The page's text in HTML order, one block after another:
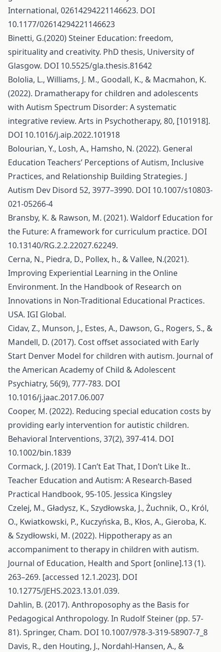
International, 02614294221146623. DOI
10.1177/02614294221146623
Binetti, G.(2020) Steiner Education: freedom,
spirituality and creativity. PhD thesis, University of
Glasgow. DOI 10.5525/gla.thesis.81642
Bololia, L., Williams, J. M., Goodall, K., & Macmahon, K.
(2022). Dramatherapy for children and adolescents
with Autism Spectrum Disorder: A systematic
integrative review. Arts in Psychotherapy, 80, [101918].
DOI 10.1016/j.aip.2022.101918
Bolourian, Y., Losh, A., Hamsho, N. (2022). General
Education Teachers’ Perceptions of Autism, Inclusive
Practices, and Relationship Building Strategies. J
Autism Dev Disord 52, 3977–3990. DOI 10.1007/s10803-
021-05266-4
Bransby, K. & Rawson, M. (2021). Waldorf Education for
the Future: A framework for curriculum practice. DOI
10.13140/RG.2.2.22027.62249.
Cerna, N., Piedra, D., Pollex, h., & Vallee, N.(2021).
Improving Experiential Learning in the Online
Environment. In the Handbook of Research on
Innovations in Non-Traditional Educational Practices.
USA. IGI Global.
Cidav, Z., Munson, J., Estes, A., Dawson, G., Rogers, S., &
Mandell, D. (2017). Cost offset associated with Early
Start Denver Model for children with autism. Journal of
the American Academy of Child & Adolescent
Psychiatry, 56(9), 777-783. DOI
10.1016/j.jaac.2017.06.007
Cooper, M. (2022). Reducing special education costs by
providing early intervention for autistic children.
Behavioral Interventions, 37(2), 397-414. DOI
10.1002/bin.1839
Cormack, J. (2019). I Can’t Eat That, I Don’t Like It..
Teacher Education and Autism: A Research-Based
Practical Handbook, 95-105. Jessica Kingsley
Czelej, M., Gładysz, K., Szydłowska, J., Żuchnik, O., Król,
O., Kwiatkowski, P., Kuczyńska, B., Kłos, A., Gieroba, K.
& Szydłowski, M. (2022). Hippotherapy as an
accompaniment to therapy in children with autism.
Journal of Education, Health and Sport [online].13 (1).
263–269. [accessed 12.1.2023]. DOI
10.12775/JEHS.2023.13.01.039.
Dahlin, B. (2017). Anthroposophy as the Basis for
Pedagogical Anthropology. In Rudolf Steiner (pp. 57-
81). Springer, Cham. DOI 10.1007/978-3-319-58907-7_8
Davis, R., den Houting, J., Nordahl‐Hansen, A., &